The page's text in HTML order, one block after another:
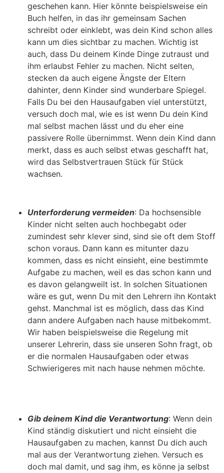
geschehen kann. Hier könnte beispielsweise ein
Buch helfen, in das ihr gemeinsam Sachen
schreibt oder einklebt, was dein Kind schon alles
kann um dies sichtbar zu machen. Wichtig ist
auch, dass Du deinem Kinde Dinge zutraust und
ihm erlaubst Fehler zu machen. Nicht selten,
stecken da auch eigene Ängste der Eltern
dahinter, denn Kinder sind wunderbare Spiegel.
Falls Du bei den Hausaufgaben viel unterstützt,
versuch doch mal, wie es ist wenn Du dein Kind
mal selbst machen lässt und du eher eine
passivere Rolle übernimmst. Wenn dein Kind dann
merkt, dass es auch selbst etwas geschafft hat,
wird das Selbstvertrauen Stück für Stück
wachsen.
Unterforderung vermeiden: Da hochsensible
Kinder nicht selten auch hochbegabt oder
zumindest sehr klever sind, sind sie oft dem Stoff
schon voraus. Dann kann es mitunter dazu
kommen, dass es nicht einsieht, eine bestimmte
Aufgabe zu machen, weil es das schon kann und
es davon gelangweilt ist. In solchen Situationen
wäre es gut, wenn Du mit den Lehrern ihn Kontakt
gehst. Manchmal ist es möglich, dass das Kind
dann andere Aufgaben nach hause mitbekommt.
Wir haben beispielsweise die Regelung mit
unserer Lehrerin, dass sie unseren Sohn fragt, ob
er die normalen Hausaufgaben oder etwas
Schwierigeres mit nach hause nehmen möchte.
Gib deinem Kind die Verantwortung: Wenn dein
Kind ständig diskutiert und nicht einsieht die
Hausaufgaben zu machen, kannst Du dich auch
mal aus der Verantwortung ziehen. Versuch es
doch mal damit, und sag ihm, es könne ja selbst